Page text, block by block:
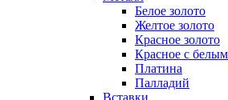
Белое золото
Желтое золото
Красное золото
Красное с
Платина
Палладий
Вставки